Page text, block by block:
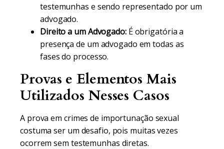
testemunhas e sendo representado por um
advogado.
Direito a um Advogado:É obrigatória a
presença de um advogado em todas as
fases do processo.
Provas e Elementos Mais
Utilizados Nesses Casos
A prova em crimes de importunação sexual
costuma ser um desafio, pois muitas vezes
ocorrem sem testemunhas diretas.